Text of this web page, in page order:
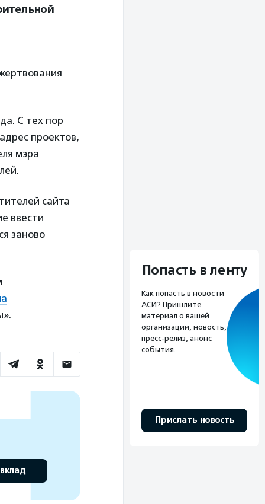
С тех пор
проектов,
мэра
сайта
ввести
заново
Попасть в ленту
Как попасть в новости
АСИ? Пришлите
материал о вашей
организации, новость,
пресс-релиз, анонс
события.
Прислать новость